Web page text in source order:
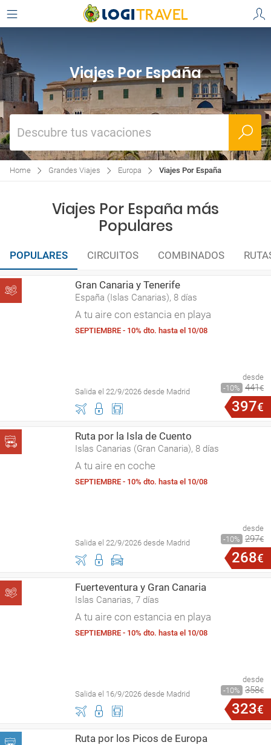
Viajes Por España
Descubre tus vacaciones
Home Grandes Viajes Europa Viajes Por España
Viajes Por España más
Populares
POPULARES CIRCUITOS COMBINADOS
Gran Canaria y Tenerife
España (Islas Canarias), 8 días
A tu aire con estancia en playa
SEPTIEMBRE - 10% dto. hasta el 10/08
Salida el 22/9/2026 desde Madrid
desde
10
441€
397€
Ruta por la Isla de Cuento
Islas Canarias (Gran Canaria), 8 días
A tu aire en coche
SEPTIEMBRE - 10% dto. hasta el 10/08
Salida el 22/9/2026 desde Madrid
desde
10
297€
268€
Fuerteventura y Gran Canaria
Islas Canarias, 7 días
A tu aire con estancia en playa
SEPTIEMBRE - 10% dto. hasta el 10/08
Salida el 16/9/2026 desde Madrid
desde
10
358€
323€
Ruta por los Picos de Europa